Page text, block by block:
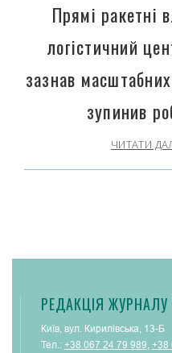
Прямі ракетні
логістичний
зазнав
зупинив
ЧИТАТИ
РЕДАКЦІЯ ЖУРНАЛУ
Київ, вул. Кирилівська, 13-Б
Тел.: +38 067 24 79 989 +38